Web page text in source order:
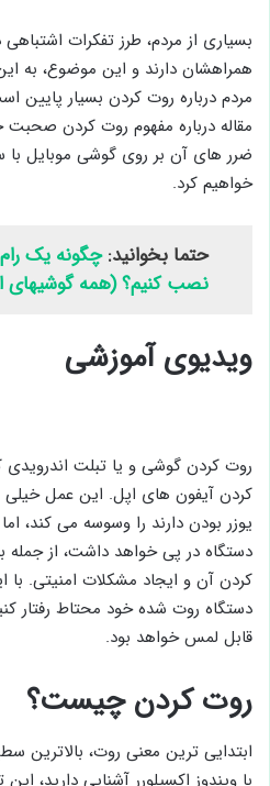
بسیاری از مردم، طرز تفکرات
همراهشان دارند و این موضوع، به
مردم درباره روت کردن بسیار پایین
مقاله درباره مفهوم روت کردن
ضرر های آن بر روی گوشی موبایل
خواهیم کرد.
حتما بخوانید:چگونه یک
نصب کنیم؟ (همه گوشیهای
ویدیوی آموزشی
روت کردن گوشی و یا تبلت
کردن آیفون های اپل. این عمل خیلی
یوزر بودن دارند را وسوسه می کند،
دستگاه در پی خواهد داشت، از
کردن آن و ایجاد مشکلات امنیتی. با
دستگاه روت شده خود محتاط رفتار
قابل لمس خواهد بود.
روت کردن چیست؟
ابتدایی ترین معنی روت، بالاترین